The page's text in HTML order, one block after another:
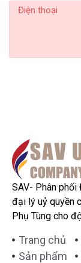
SAV- Phân
đại lý uỷ quyền
Phụ Tùng cho
Trang chủ
Sản phẩm